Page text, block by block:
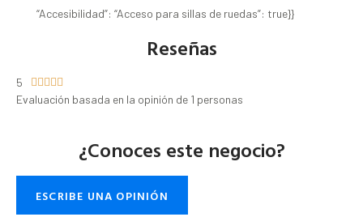
“Accesibilidad”: “Acceso para sillas de ruedas”: true}}
Reseñas
5 
Evaluación basada en la opinión de 1 personas
¿Conoces este negocio?
ESCRIBE UNA OPINIÓN